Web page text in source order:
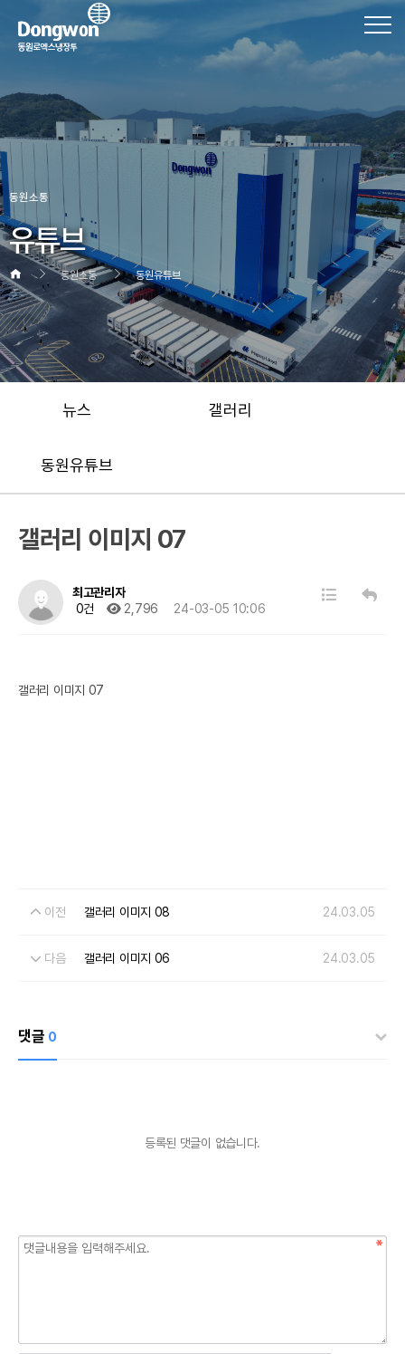
동원소통
유튜브
동원소통 동원유튜브
뉴스 갤러리
동원유튜브
갤러리 이미지 07
최고관리자
0건
2,796 24-03-05 10:06
갤러리 이미지 07
이전 갤러리 이미지 08 24.03.05
다음 갤러리 이미지 06 24.03.05
댓글 0
등록된 댓글이 없습니다.